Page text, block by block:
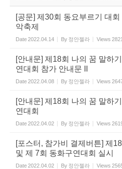
[공문] 제30회 동요부르기 대
악축제
Date2022.04.14 By 정안젤라 Views 2821
[안내문] 제18회 나의 꿈 말하
연대회 참가 안내문 II
Date2022.04.08 By 정안젤라 Views
[안내문] 제18회 나의 꿈 말하
연대회
Date2022.04.02 By 정안젤라 Views
[포스터, 참가비 결제버튼] 제
및 제 7회 동화구연대회 실시
Date2022.04.02 By 정안젤라 Views